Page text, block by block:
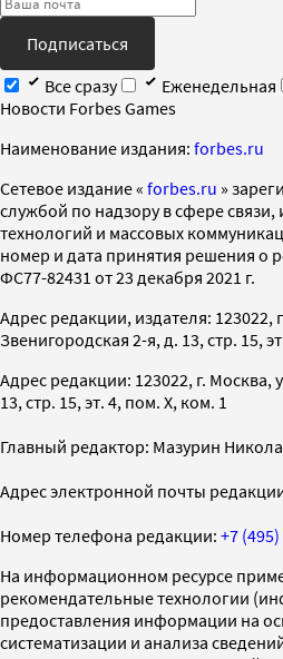
Подписаться
Все сразу
Еженедельная
Новости Forbes Games
Наименование издания: forbes.ru
Cетевое издание « forbes.ru »
службой по надзору в сфере
технологий и массовых
номер и дата принятия решения о
ФС77-82431 от 23 декабря 2021 г.
Адрес редакции, издателя: 123022,
Звенигородская 2-я, д. 13, стр. 15,
Адрес редакции: 123022, г. Москва,
13, стр. 15, эт. 4, пом. X, ком. 1
Главный редактор: Мазурин
Адрес электронной почты
Номер телефона редакции: +7
На информационном ресурсе
рекомендательные технологии
предоставления информации на
систематизации и анализа